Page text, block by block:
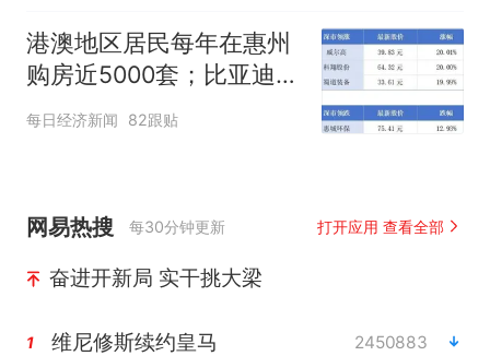
港澳地区居民每年在惠州
购房近5000套；比亚迪销
量跻身全球车企第六丨大
湾区财经早参
每日经济新闻 82跟贴
网易热搜 每30分钟更新 打开应用 查看全部
奋进开新局 实干挑大梁
1 维尼修斯续约皇马 2450883